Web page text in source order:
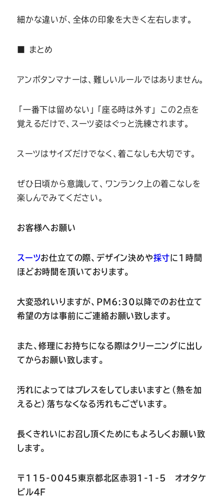
細かな違いが、全体の印象を大きく左右します。
■ まとめ
アンボタンマナーは、難しいルールではありません。
「一番下は留めない」「座る時は外す」 この2点を
覚えるだけで、スーツ姿はぐっと洗練されます。
スーツはサイズだけでなく、着こなしも大切です。
ぜひ日頃から意識して、ワンランク上の着こなしを
楽しんでみてください。
お客様へお願い
スーツお仕立ての際、デザイン決めや採寸に 1
時間
ほどお時間を頂いております。
大変恐れいりますが、 PM6:30以降でのお仕立て
希望の方は事前にご連絡お願い致します。
また、修理にお持ちになる際はクリーニングに出し
てからお願い致します。
汚れによってはプレスをしてしまいますと（熱を加
えると）落ちなくなる汚れもございます。
長くきれいにお召し頂くためにもよろしくお願い致
します。
〒115-0045東京都北区赤羽1-1-5 オオタケ
ビル４F